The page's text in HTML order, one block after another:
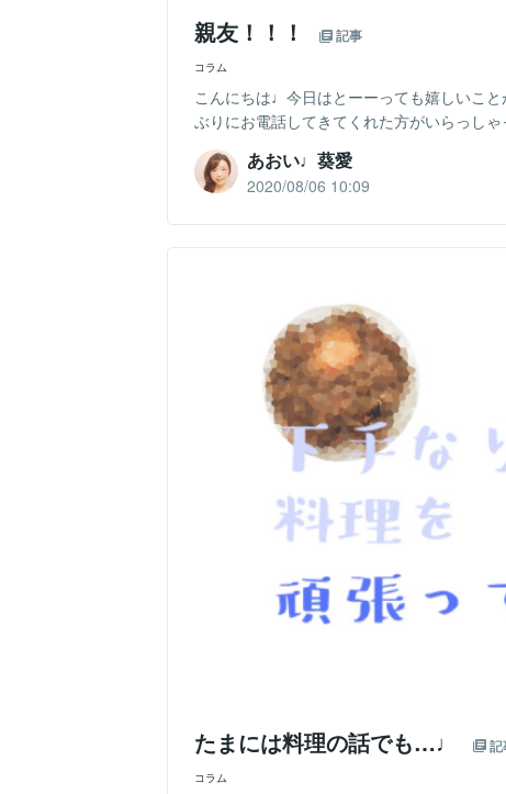
親友！！！ 記事
コラム
こんにちは♩今日はとーーっても嬉しいこ
ぶりにお電話してきてくれた方がいらっし
あおい♩葵愛
2020/08/06 10:09
たまには料理の話でも…♩ 記
コラム